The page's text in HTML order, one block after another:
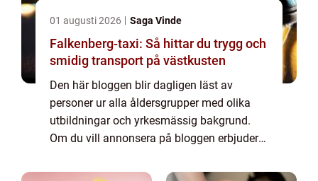
01 augusti 2026 Saga Vinde
Falkenberg-taxi: Så hittar du trygg och
smidig transport på västkusten
Den här bloggen blir dagligen läst av
personer ur alla åldersgrupper med olika
utbildningar och yrkesmässig bakgrund.
Om du vill annonsera på bloggen erbjuder
endast ett av alternativen. Kontakta